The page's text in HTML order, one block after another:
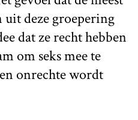
uit deze groepering
dat ze recht hebben
om seks mee te
onrechte wordt